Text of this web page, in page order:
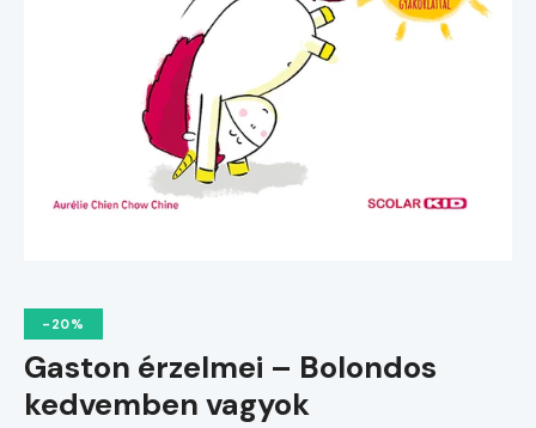
-20%
Gaston érzelmei – Bolondos
kedvemben vagyok